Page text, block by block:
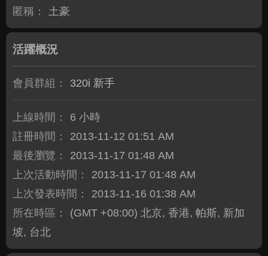
匿稱：
土豪
活躍概況
會員群組： 320i 新手
上線時間：
6 小時
註冊時間：
2013-11-12 01:51 AM
最後瀏覽：
2013-11-17 01:48 AM
上次活動時間：
2013-11-17 01:48 AM
上次發表時間：
2013-11-16 01:38 AM
所在時區：
(GMT +08:00) 北京, 香港, 帕斯, 新加
坡, 台北